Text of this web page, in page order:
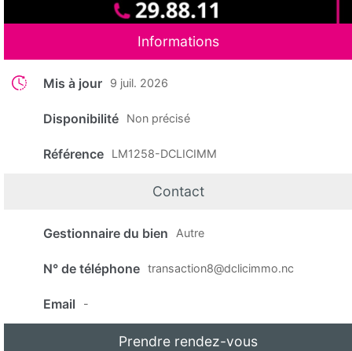
Informations
Mis à jour 9 juil. 2026
Disponibilité Non précisé
Référence LM1258-DCLICIMM
Contact
Gestionnaire du bien Autre
N° de téléphone transaction8@dclicimmo.nc
Email -
Prendre rendez-vous